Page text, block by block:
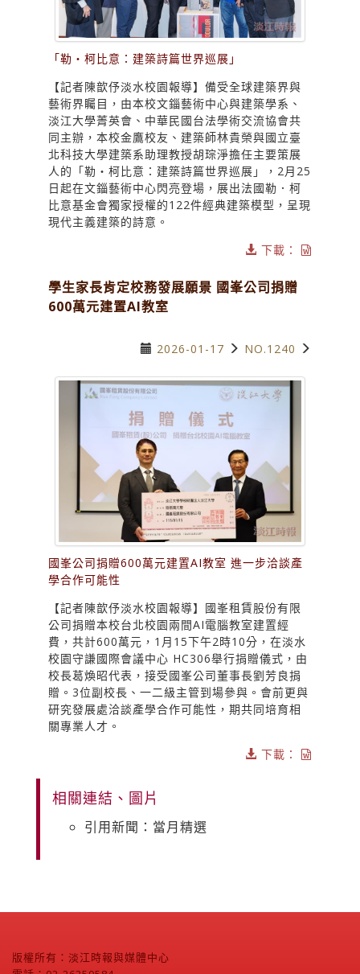
「勒・柯比意：建築詩篇世界巡展」
【記者陳歆伃淡水校園報導】備受全球建築界與
藝術界矚目，由本校文錙藝術中心與建築學系、
淡江大學菁英會、中華民國台法學術交流協會共
同主辦，本校金鷹校友、建築師林貴榮與國立臺
北科技大學建築系助理教授胡琮淨擔任主要策展
人的「勒・柯比意：建築詩篇世界巡展」，2月25
日起在文錙藝術中心閃亮登場，展出法國勒．柯
比意基金會獨家授權的122件經典建築模型，呈現
現代主義建築的詩意。
下載：
學生家長肯定校務發展願景 國峯公司捐贈
600萬元建置AI教室
2026-01-17 NO.1240
國峯公司捐贈600萬元建置AI教室 進一步洽談產
學合作可能性
【記者陳歆伃淡水校園報導】國峯租賃股份有限
公司捐贈本校台北校園兩間AI電腦教室建置經
費，共計600萬元，1月15下午2時10分，在淡水
校園守謙國際會議中心 HC306舉行捐贈儀式，由
校長葛煥昭代表，接受國峯公司董事長劉芳良捐
贈。3位副校長、一二級主管到場參與。會前更與
研究發展處洽談產學合作可能性，期共同培育相
關專業人才。
下載：
相關連結、圖片
引用新聞：當月精選
版權所有：淡江時報與媒體中心